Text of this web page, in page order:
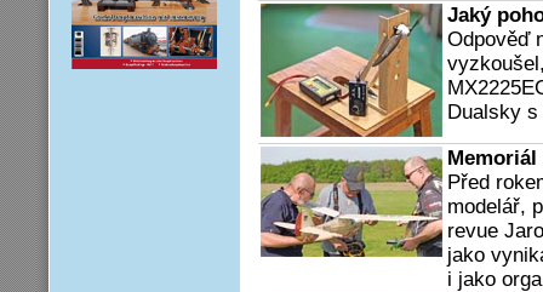
Jaký
Odpověď
Dualsky
Memoriál
Před
modelář,
revue
jako
i jako